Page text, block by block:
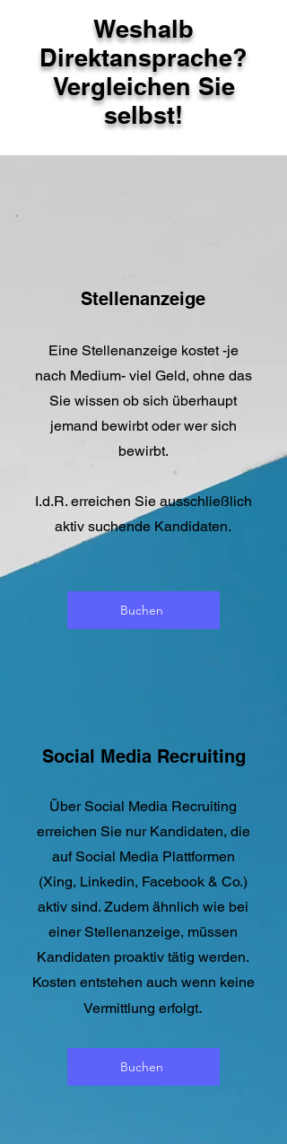
Weshalb
Direktansprache?
Vergleichen Sie
selbst!
Stellenanzeige
Eine Stellenanzeige kostet -je
nach Medium- viel Geld, ohne das
Sie wissen ob sich überhaupt
jemand bewirbt oder wer sich
bewirbt.
I.d.R. erreichen Sie ausschließlich
aktiv suchende Kandidaten.
Buchen
Social Media Recruiting
Über Social Media Recruiting
erreichen Sie nur Kandidaten, die
auf Social Media Plattformen
(Xing, Linkedin, Facebook & Co.)
aktiv sind. Zudem ähnlich wie bei
einer Stellenanzeige, müssen
Kandidaten proaktiv tätig werden.
Kosten entstehen auch wenn keine
Vermittlung erfolgt.
Buchen